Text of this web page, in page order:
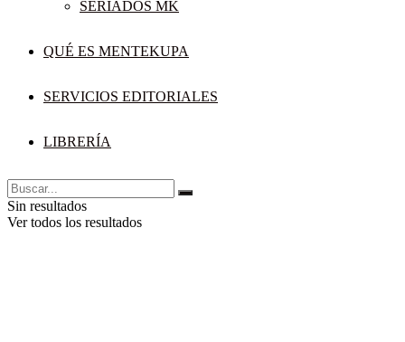
SERIADOS MK
QUÉ ES MENTEKUPA
SERVICIOS EDITORIALES
LIBRERÍA
Sin resultados
Ver todos los resultados